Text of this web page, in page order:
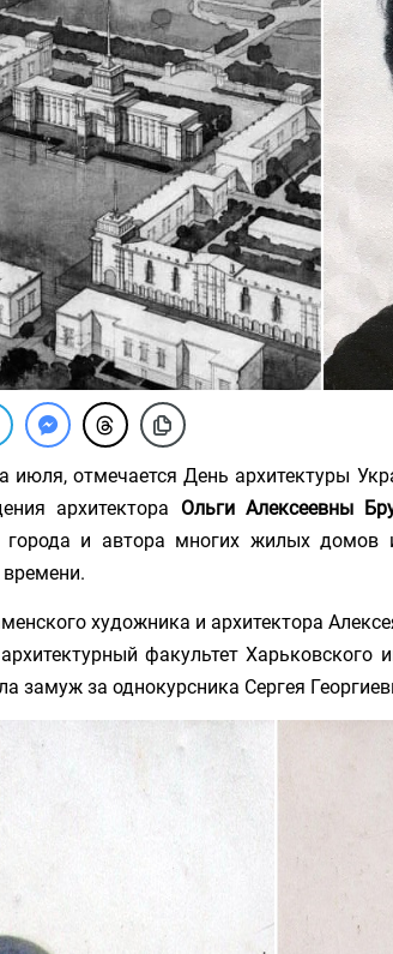
июля, отмечается День архитектуры
архитектора Ольги Алексеевны
города и автора многих жилых домов
художника и архитектора
факультет Харьковского
замуж за однокурсника Сергея